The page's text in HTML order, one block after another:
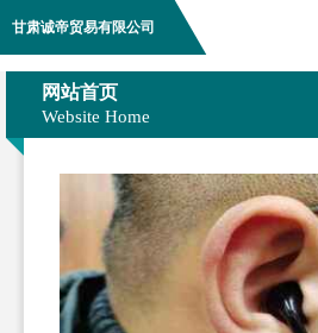
甘肃诚帝贸易有限公司
网站首页
Website Home